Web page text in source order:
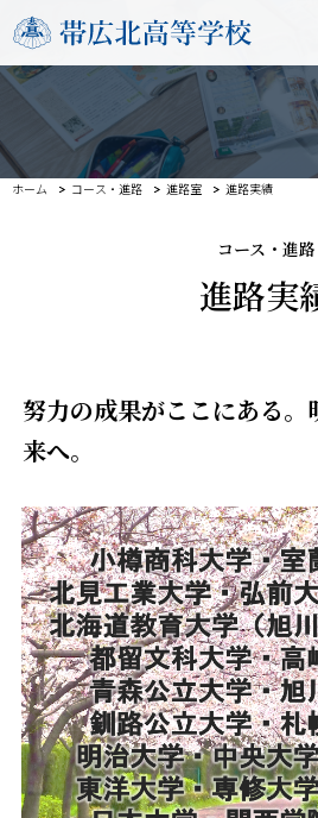
ホーム コース・進路 進路室 進路実績
コース・進路
進路実
努力の成果がここにある
来へ。